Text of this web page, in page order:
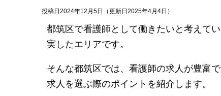
投稿日2024年12月5日 （更新日2025年4月4日）
都筑区で看護師として働きたいと考えて
実したエリアです。
そんな都筑区では、看護師の求人が豊富
求人を選ぶ際のポイントを紹介します。